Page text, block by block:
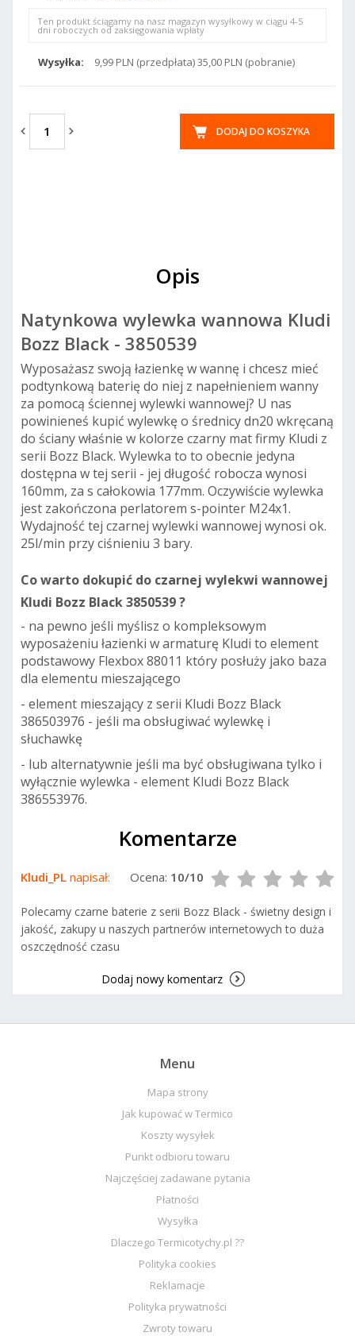
Ten produkt ściągamy na nasz magazyn wysyłkowy w ciągu 4-5
dni roboczych od zaksięgowania wpłaty
Wysyłka: 9,99 PLN (przedpłata) 35,00 PLN (pobranie)
DODAJ DO KOSZYKA
Opis
Natynkowa wylewka wannowa Kludi
Bozz Black - 3850539
Wyposażasz swoją łazienkę w wannę i chcesz mieć
podtynkową baterię do niej z napełnieniem wanny
za pomocą ściennej wylewki wannowej? U nas
powinieneś kupić wylewkę o średnicy dn20 wkręcaną
do ściany właśnie w kolorze czarny mat firmy Kludi z
serii Bozz Black. Wylewka to to obecnie jedyna
dostępna w tej serii - jej długość robocza wynosi
160mm, za s całokowia 177mm. Oczywiście wylewka
jest zakończona perlatorem s-pointer M24x1.
Wydajność tej czarnej wylewki wannowej wynosi ok.
25l/min przy ciśnieniu 3 bary.
Co warto dokupić do czarnej wylekwi wannowej
Kludi Bozz Black 3850539 ?
- na pewno jeśli myślisz o kompleksowym
wyposażeniu łazienki w armaturę Kludi to element
podstawowy Flexbox 88011 który posłuży jako baza
dla elementu mieszającego
- element mieszający z serii Kludi Bozz Black
386503976 - jeśli ma obsługiwać wylewkę i
słuchawkę
- lub alternatywnie jeśli ma być obsługiwana tylko i
wyłącznie wylewka - element Kludi Bozz Black
386553976.
Komentarze
Kludi_PL napisał: Ocena: 10/10
Polecamy czarne baterie z serii Bozz Black - świetny design i
jakość, zakupy u naszych partnerów internetowych to duża
oszczędność czasu
Dodaj nowy komentarz
Menu
Mapa strony
Jak kupować w Termico
Koszty wysyłek
Punkt odbioru towaru
Najczęściej zadawane pytania
Płatności
Wysyłka
Dlaczego Termicotychy.pl ??
Polityka cookies
Reklamacje
Polityka prywatności
Zwroty towaru